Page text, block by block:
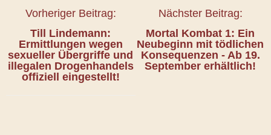
Vorheriger Beitrag:
Till Lindemann:
Ermittlungen wegen
sexueller Übergriffe und
illegalen Drogenhandels
offiziell eingestellt!
Nächster Beitrag:
Mortal Kombat 1: Ein
Neubeginn mit tödlichen
Konsequenzen - Ab 19.
September erhältlich!